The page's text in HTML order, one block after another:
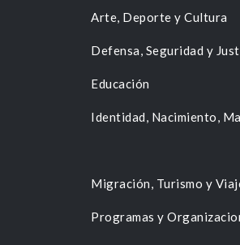
Arte, Deporte y Cultura
Defensa, Seguridad y
Educación
Identidad, Nacimiento,
Migración, Turismo y
Programas y